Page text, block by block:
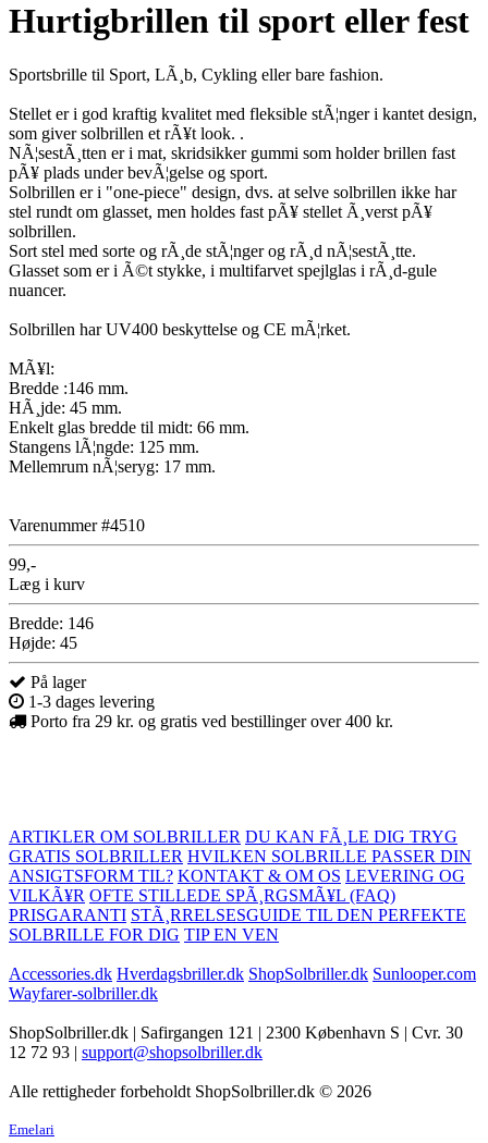
Hurtigbrillen til sport eller fest
Sportsbrille til Sport, LÃ¸b, Cykling eller bare fashion.
Stellet er i god kraftig kvalitet med fleksible stÃ¦nger i kantet design,
som giver solbrillen et rÃ¥t look. .
NÃ¦sestÃ¸tten er i mat, skridsikker gummi som holder brillen fast
pÃ¥ plads under bevÃ¦gelse og sport.
Solbrillen er i "one-piece" design, dvs. at selve solbrillen ikke har
stel rundt om glasset, men holdes fast pÃ¥ stellet Ã¸verst pÃ¥
solbrillen.
Sort stel med sorte og rÃ¸de stÃ¦nger og rÃ¸d nÃ¦sestÃ¸tte.
Glasset som er i Ã©t stykke, i multifarvet spejlglas i rÃ¸d-gule
nuancer.
Solbrillen har UV400 beskyttelse og CE mÃ¦rket.
MÃ¥l:
Bredde :146 mm.
HÃ¸jde: 45 mm.
Enkelt glas bredde til midt: 66 mm.
Stangens lÃ¦ngde: 125 mm.
Mellemrum nÃ¦seryg: 17 mm.
Varenummer #4510
99,-
Læg i kurv
Bredde: 146
Højde: 45
På lager
1-3 dages levering
Porto fra 29 kr. og gratis ved bestillinger over 400 kr.
ARTIKLER OM SOLBRILLER DU KAN FÃ¸LE DIG TRYG
GRATIS SOLBRILLER HVILKEN SOLBRILLE PASSER DIN
ANSIGTSFORM TIL? KONTAKT & OM OS LEVERING OG
VILKÃ¥R OFTE STILLEDE SPÃ¸RGSMÃ¥L (FAQ)
PRISGARANTI STÃ¸RRELSESGUIDE TIL DEN PERFEKTE
SOLBRILLE FOR DIG TIP EN VEN
Accessories.dk Hverdagsbriller.dk ShopSolbriller.dk Sunlooper.com
Wayfarer-solbriller.dk
ShopSolbriller.dk | Safirgangen 121 | 2300 København S | Cvr. 30
12 72 93 | support@shopsolbriller.dk
Alle rettigheder forbeholdt ShopSolbriller.dk © 2026
Emelari